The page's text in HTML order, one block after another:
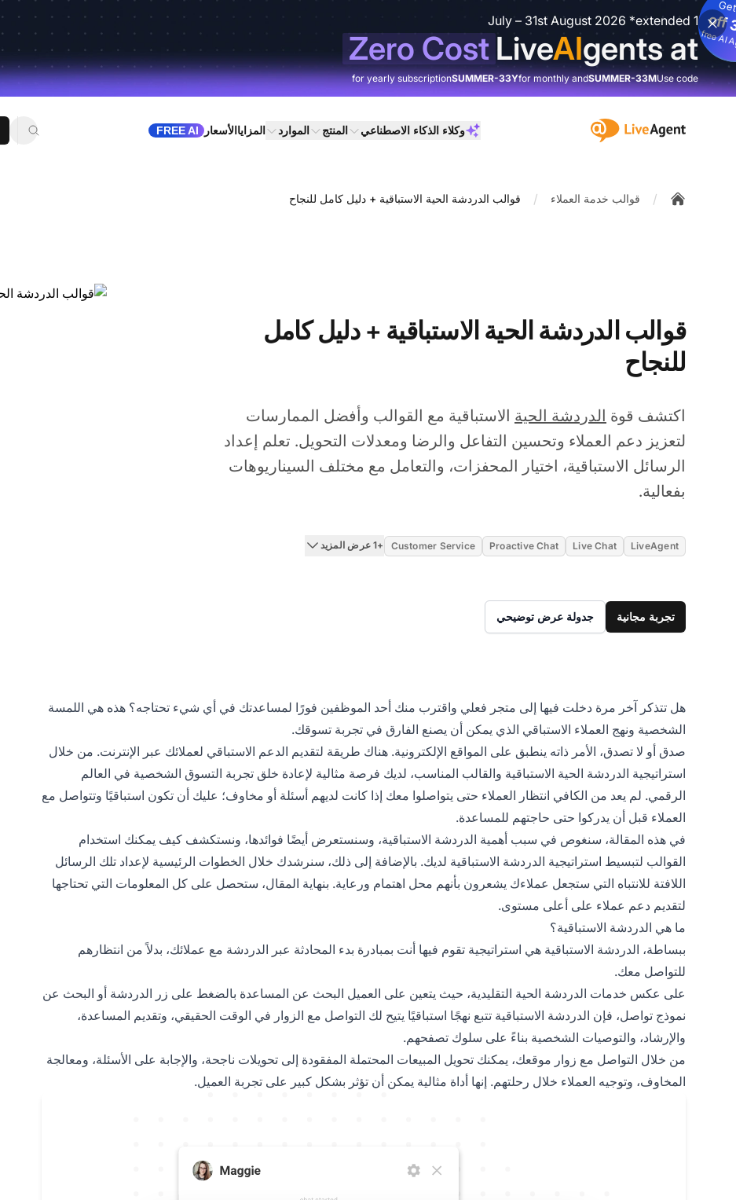
1 July – 31st August 2026 *extended
LiveAIgents at
Zero Cost
3
3
%
o
I
Use code
SUMMER-33M
for monthly and
SUMMER-33Y
for yearly subscription
:site.title وكلاء الذكاء الاصطناعي المنتج الموارد المزاياالأسعار FREE AI
/ قوالب خدمة العملاء / قوالب الدردشة الحية الاستباقية + دليل كامل للنجاح
قوالب الدردشة الحية الاستباقية + دليل كامل
للنجاح
اكتشف قوة الدردشة الحية الاستباقية مع القوالب وأفضل الممارسات
لتعزيز دعم العملاء وتحسين التفاعل والرضا ومعدلات التحويل. تعلم إعداد
الرسائل الاستباقية، اختيار المحفزات، والتعامل مع مختلف السيناريوهات
بفعالية.
LiveAgent
Live Chat
Proactive Chat
Customer Service +1 عرض المزيد
تجربة مجانية جدولة عرض توضيحي
هل تتذكر آخر مرة دخلت فيها إلى متجر فعلي واقترب منك أحد الموظفين فورًا لمساعدتك في أي شيء تحتاجه؟ هذه هي اللمسة
الشخصية ونهج العملاء الاستباقي الذي يمكن أن يصنع الفارق في تجربة تسوقك.
صدق أو لا تصدق، الأمر ذاته ينطبق على المواقع الإلكترونية. هناك طريقة لتقديم الدعم الاستباقي لعملائك عبر الإنترنت. من خلال
استراتيجية الدردشة الحية الاستباقية والقالب المناسب، لديك فرصة مثالية لإعادة خلق تجربة التسوق الشخصية في العالم
الرقمي. لم يعد من الكافي انتظار العملاء حتى يتواصلوا معك إذا كانت لديهم أسئلة أو مخاوف؛ عليك أن تكون استباقيًا وتتواصل مع
العملاء قبل أن يدركوا حتى حاجتهم للمساعدة.
في هذه المقالة، سنغوص في سبب أهمية الدردشة الاستباقية، وسنستعرض أيضًا فوائدها، ونستكشف كيف يمكنك استخدام
القوالب لتبسيط استراتيجية الدردشة الاستباقية لديك. بالإضافة إلى ذلك، سنرشدك خلال الخطوات الرئيسية لإعداد تلك الرسائل
اللافتة للانتباه التي ستجعل عملاءك يشعرون بأنهم محل اهتمام ورعاية. بنهاية المقال، ستحصل على كل المعلومات التي تحتاجها
لتقديم دعم عملاء على أعلى مستوى.
ما هي الدردشة الاستباقية؟
ببساطة، الدردشة الاستباقية هي استراتيجية تقوم فيها أنت بمبادرة بدء المحادثة عبر الدردشة مع عملائك، بدلاً من انتظارهم
للتواصل معك.
على عكس خدمات الدردشة الحية التقليدية، حيث يتعين على العميل البحث عن المساعدة بالضغط على زر الدردشة أو البحث عن
نموذج تواصل، فإن الدردشة الاستباقية تتبع نهجًا استباقيًا يتيح لك التواصل مع الزوار في الوقت الحقيقي، وتقديم المساعدة،
والإرشاد، والتوصيات الشخصية بناءً على سلوك تصفحهم.
من خلال التواصل مع زوار موقعك، يمكنك تحويل المبيعات المحتملة المفقودة إلى تحويلات ناجحة، والإجابة على الأسئلة، ومعالجة
المخاوف، وتوجيه العملاء خلال رحلتهم. إنها أداة مثالية يمكن أن تؤثر بشكل كبير على تجربة العميل.